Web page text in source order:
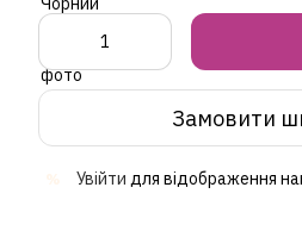
Замовити
Увійти для відображення